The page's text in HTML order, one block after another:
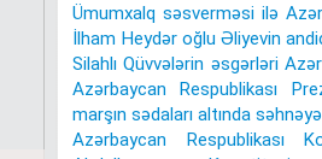
Ümumxalq səsverməsi ilə
İlham Heydər oğlu Əliyevin
Silahlı Qüvvələrin əsgərləri
Azərbaycan Respublikası
marşın sədaları altında
Azərbaycan Respublikası